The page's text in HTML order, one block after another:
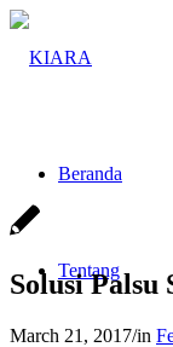
Beranda
Tentang
Solusi
March 21, 2017/in